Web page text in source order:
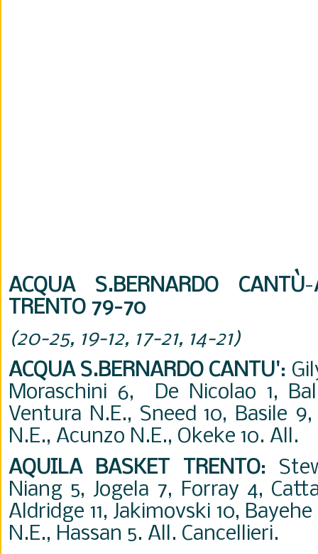
ACQUA S.BERNARDO CANTÙ-
TRENTO 79-70
(20-25, 19-12, 17-21, 14-21)
ACQUA S.BERNARDO CANTU':
Moraschini 6, De Nicolao 1,
Ventura N.E., Sneed 10, Basile
N.E., Acunzo N.E., Okeke 10. All.
AQUILA BASKET TRENTO:
Niang 5, Jogela 7, Forray 4,
Aldridge 11, Jakimovski 10, Bayehe
N.E., Hassan 5. All. Cancellieri.